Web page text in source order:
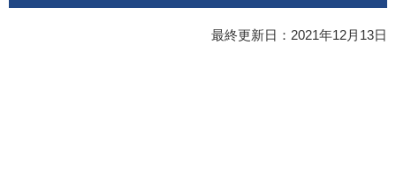
最終更新日： 2021年12月13日